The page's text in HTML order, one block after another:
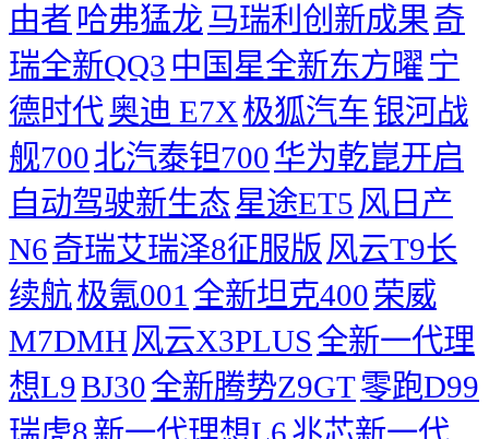
由者 哈弗猛龙马瑞利创新成果奇
瑞全新QQ3 中国星全新东方曜 宁
德时代奥迪 E7X极狐汽车银河战
舰700北汽泰钽700华为乾崑开启
自动驾驶新生态星途ET5 风日产
N6奇瑞艾瑞泽8征服版 风云T9长
续航极氪001 全新坦克400荣威
M7DMH 风云X3PLUS全新一代理
想L9BJ30全新腾势Z9GT零跑D99
瑞虎8新一代理想L6兆芯新一代